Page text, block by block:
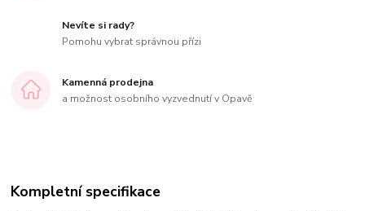
Nevíte si rady?
Pomohu vybrat správnou přízi
Kamenná prodejna
a možnost osobního vyzvednutí v Opavě
Kompletní specifikace